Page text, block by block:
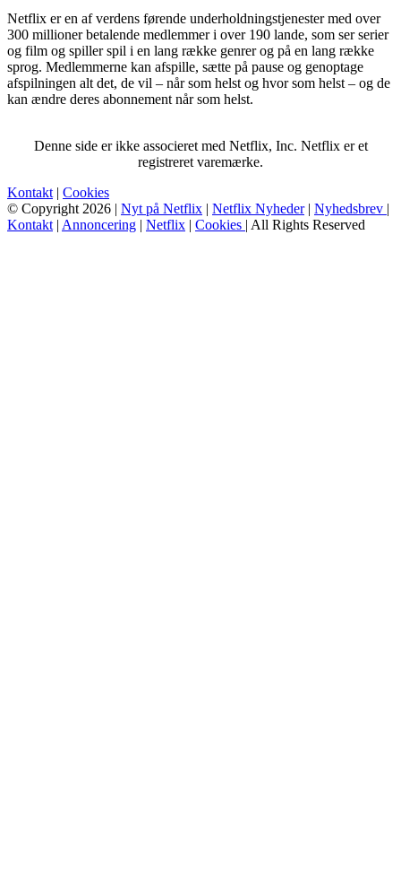
Netflix er en af verdens førende underholdningstjenester med over
300 millioner betalende medlemmer i over 190 lande, som ser serier
og film og spiller spil i en lang række genrer og på en lang række
sprog. Medlemmerne kan afspille, sætte på pause og genoptage
afspilningen alt det, de vil – når som helst og hvor som helst – og de
kan ændre deres abonnement når som helst.
Denne side er ikke associeret med Netflix, Inc. Netflix er et
registreret varemærke.
Kontakt | Cookies
© Copyright 2026 | Nyt på Netflix | Netflix Nyheder| Nyhedsbrev |
Kontakt | Annoncering | Netflix | Cookies | All Rights Reserved